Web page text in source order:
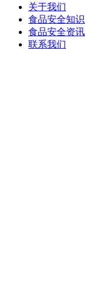
关于我们
食品安全知识
食品安全资讯
联系我们